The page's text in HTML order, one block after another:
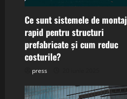
Ce sunt sistemele de montaj
rapid pentru structuri
prefabricate și cum reduc
costurile?
press